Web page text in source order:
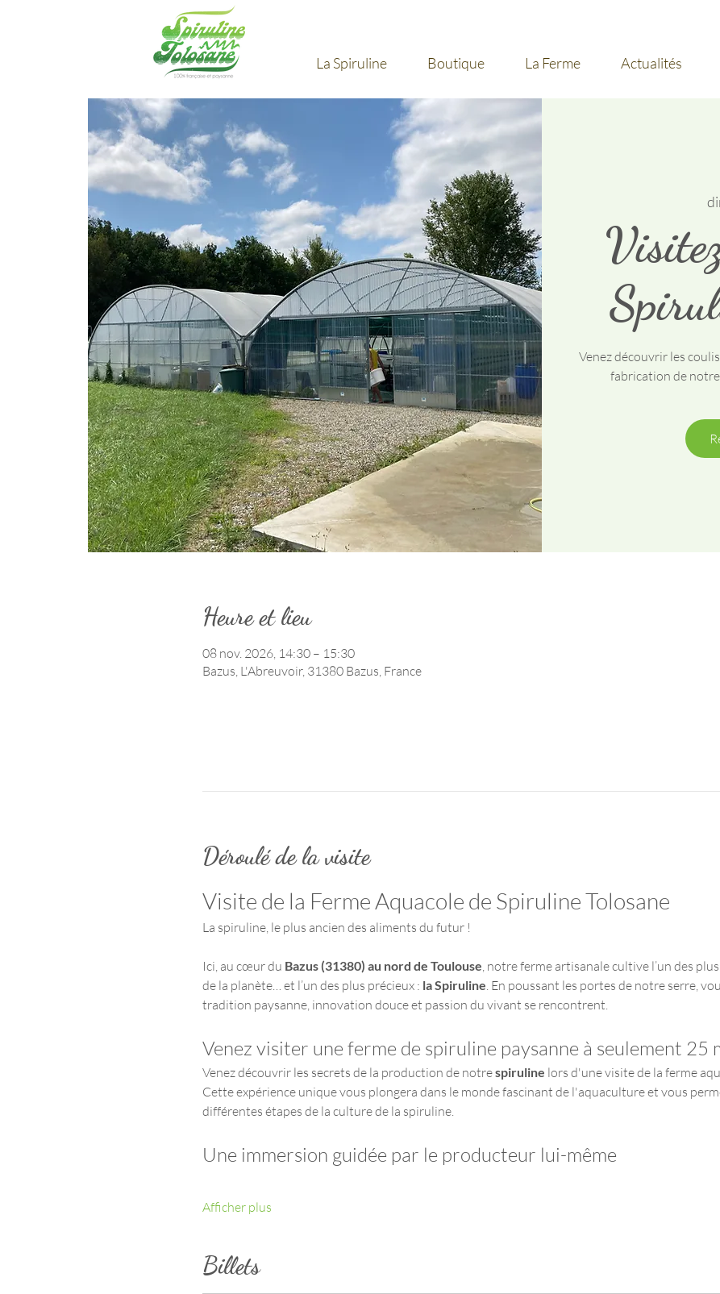
La Spiruline Boutique La Ferme Actualités
Venez découvrir les
fabrication de
Heure et lieu
08 nov. 2026, 14:30 – 15:30
Bazus, L'Abreuvoir, 31380 Bazus, France
Déroulé de la visite
Visite de la Ferme Aquacole de Spiruline Tolosane
La spiruline, le plus ancien des aliments du futur !
Ici, au cœur du Bazus (31380) au nord de Toulouse, notre ferme artisanale cultive l’un des
de la planète… et l’un des plus précieux : la Spiruline. En poussant les portes de notre serre,
tradition paysanne, innovation douce et passion du vivant se rencontrent.
Venez visiter une ferme de spiruline paysanne à seulement 25
Venez découvrir les secrets de la production de notre spiruline lors d'une visite de la ferme
Cette expérience unique vous plongera dans le monde fascinant de l'aquaculture et vous
différentes étapes de la culture de la spiruline.
Une immersion guidée par le producteur lui-même
Afficher plus
Billets